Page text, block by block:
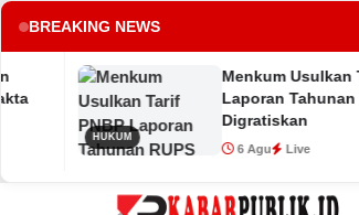
BREAKING NEWS
Menkum Usulkan Tarif PNBP
Laporan Tahunan RUPS
Digratiskan
6 Agu Live